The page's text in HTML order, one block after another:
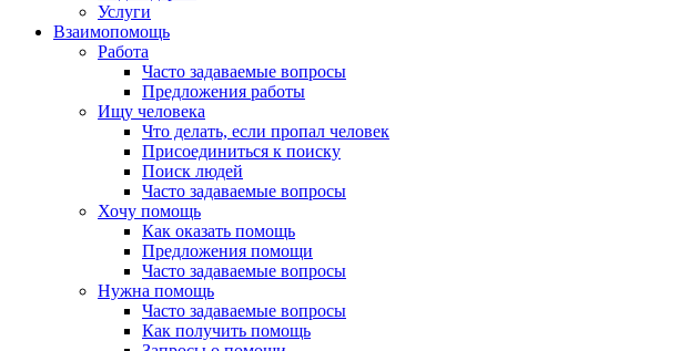
Услуги
Взаимопомощь
Работа
Часто задаваемые вопросы
Предложения работы
Ищу человека
Что делать, если пропал человек
Присоединиться к поиску
Поиск людей
Часто задаваемые вопросы
Хочу помощь
Как оказать помощь
Предложения помощи
Часто задаваемые вопросы
Нужна помощь
Часто задаваемые вопросы
Как получить помощь